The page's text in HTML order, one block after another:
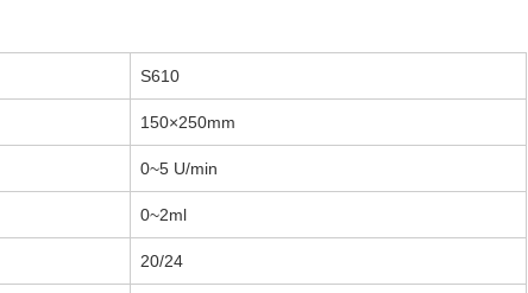
S610
150×250mm
0~5 U/min
0~2ml
20/24